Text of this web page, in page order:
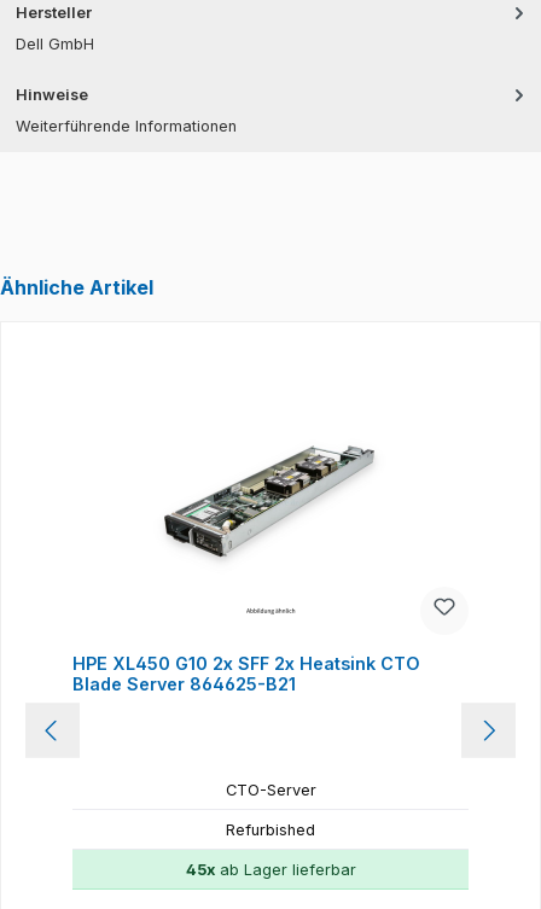
Hersteller
Dell GmbH
Hinweise
Weiterführende Informationen
Ähnliche Artikel
HPE XL450 G10 2x SFF 2x Heatsink CTO
Blade Server 864625-B21
CTO-Server
Refurbished
45xab Lager lieferbar